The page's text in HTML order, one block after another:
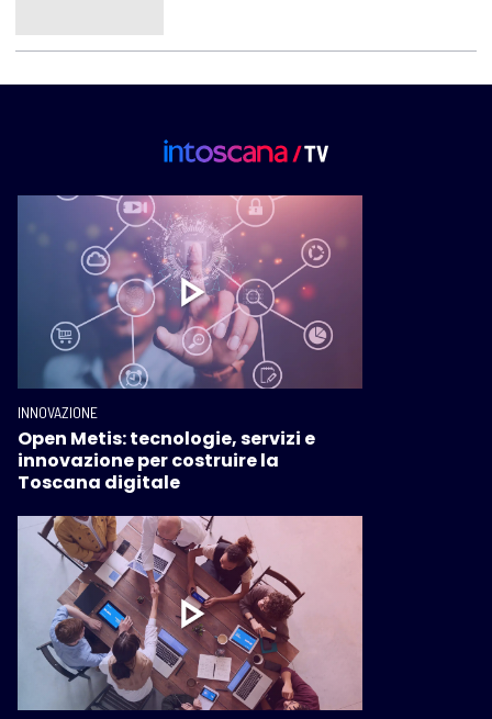
INNOVAZIONE
Open Metis: tecnologie, servizi e
innovazione per costruire la
Toscana digitale